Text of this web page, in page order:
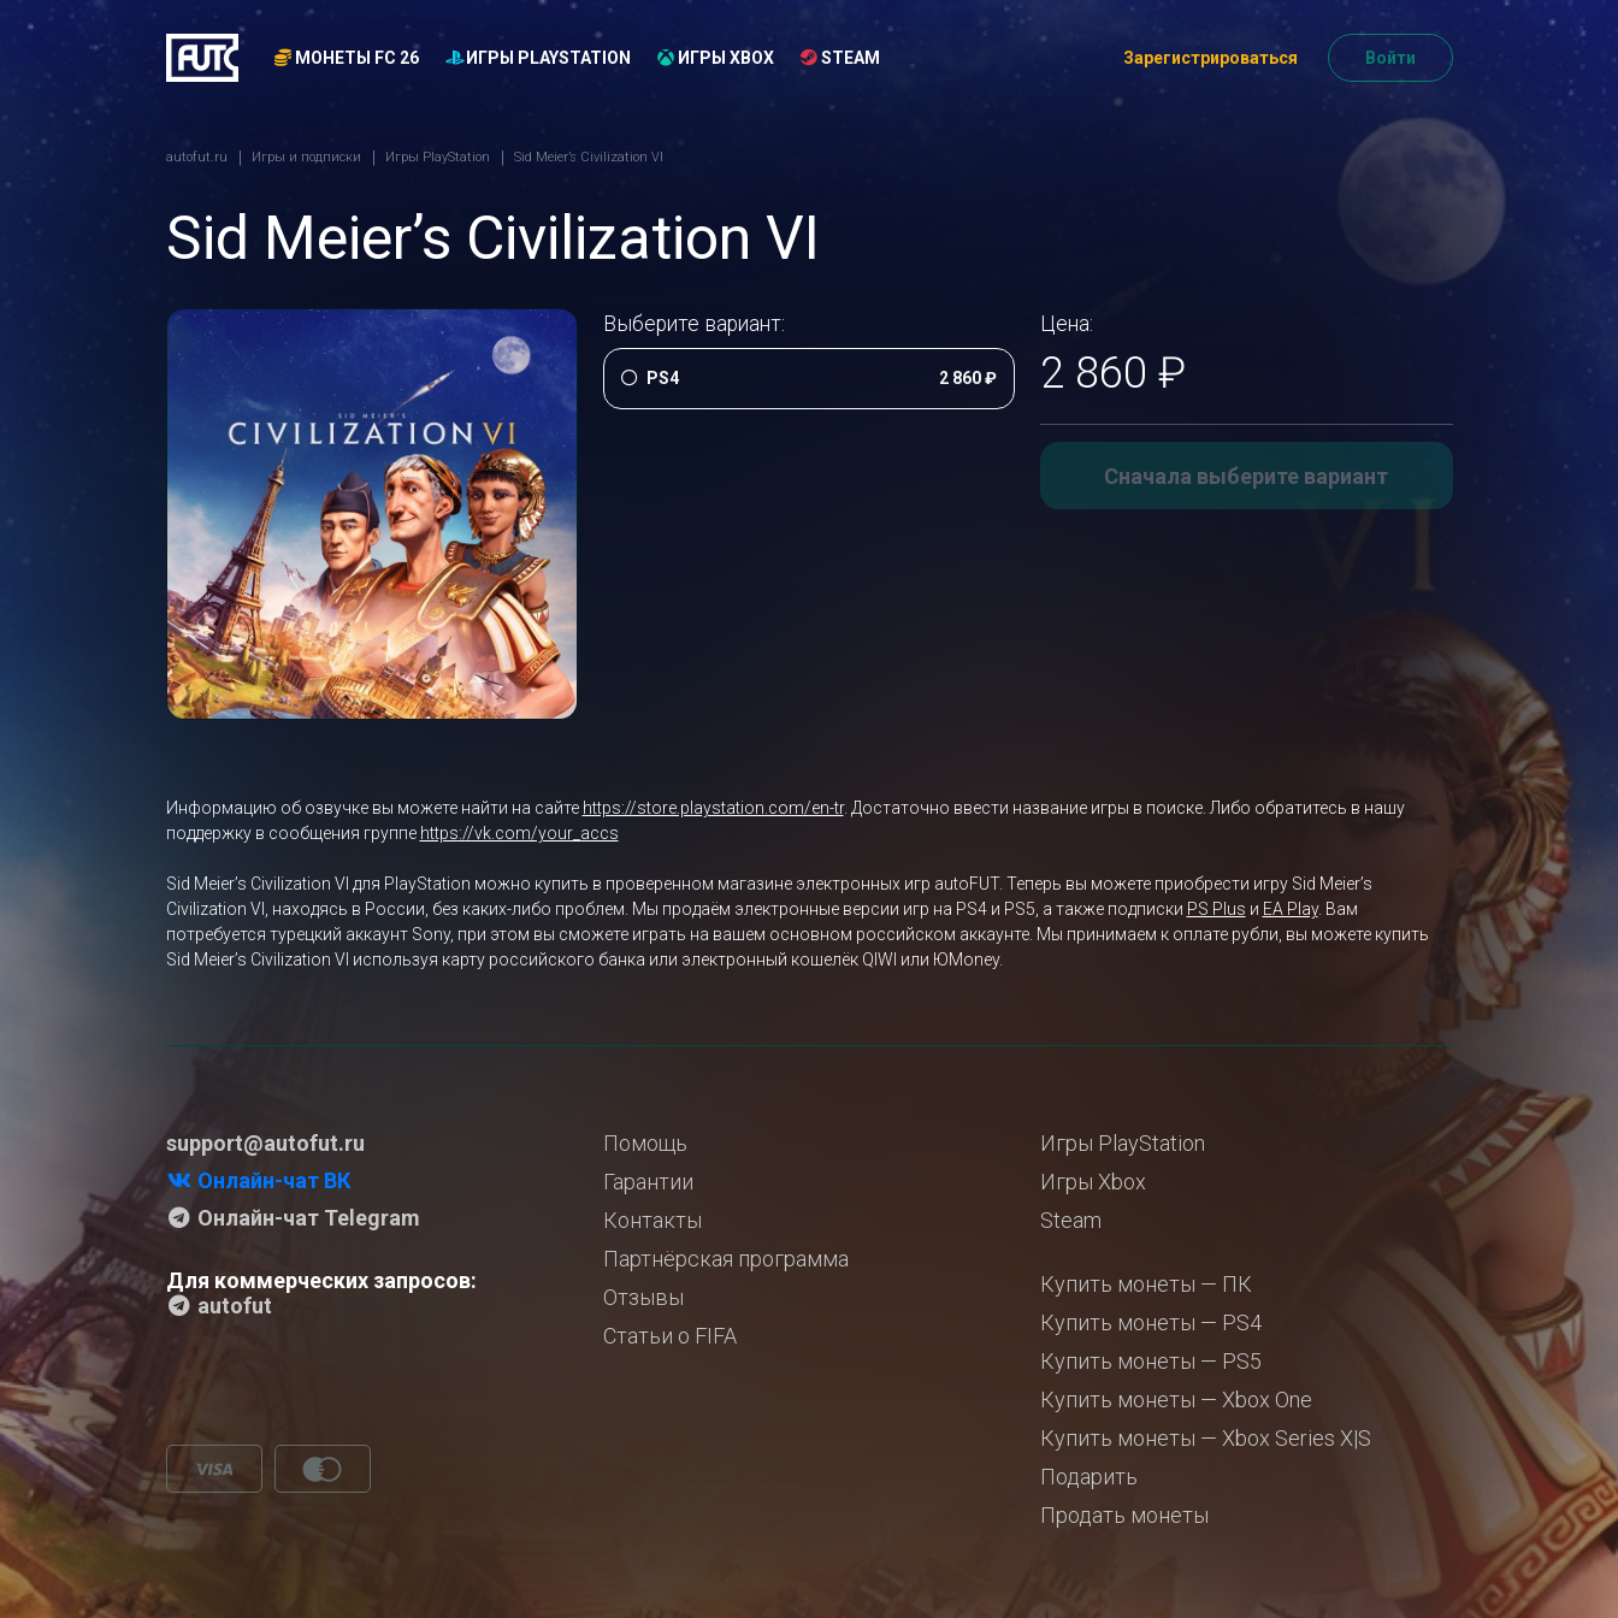
МОНЕТЫ FC 26 ИГРЫ PLAYSTATION ИГРЫ XBOX STEAM Зарегистрироваться Войти
autofut.ru Игры и подписки Игры PlayStation Sid Meier’s Civilization VI
Sid Meier’s Civilization VI
Выберите вариант:
PS4 2 860 ₽
Цена:
2 860 ₽
Сначала выберите вариант
Информацию об озвучке вы можете найти на сайте https://store.playstation.com/en-tr. Достаточно ввести название игры в поиске. Либо обратитесь в нашу
поддержку в сообщения группе https://vk.com/your_accs
Sid Meier’s Civilization VI для PlayStation можно купить в проверенном магазине электронных игр autoFUT. Теперь вы можете приобрести игру Sid Meier’s
Civilization VI, находясь в России, без каких-либо проблем. Мы продаём электронные версии игр на PS4 и PS5, а также подписки PS Plus и EA Play. Вам
потребуется турецкий аккаунт Sony, при этом вы сможете играть на вашем основном российском аккаунте. Мы принимаем к оплате рубли, вы можете купить
Sid Meier’s Civilization VI используя карту российского банка или электронный кошелёк QIWI или ЮMoney.
support@autofut.ru
Онлайн-чат ВК
Онлайн-чат Telegram
Для коммерческих запросов:
autofut
Помощь
Гарантии
Контакты
Партнёрская программа
Отзывы
Статьи о FIFA
Игры PlayStation
Игры Xbox
Steam
Купить монеты — ПК
Купить монеты — PS4
Купить монеты — PS5
Купить монеты — Xbox One
Купить монеты — Xbox Series X|S
Подарить
Продать монеты